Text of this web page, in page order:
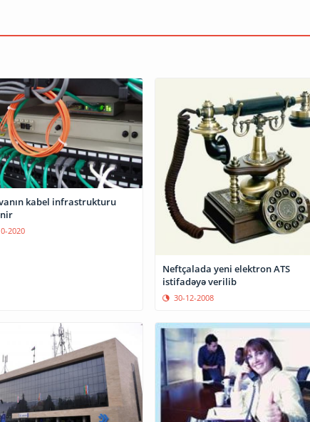
kabel infrastrukturu
2020
Neftçalada yeni elektron ATS
istifadəyə verilib
30-12-2008